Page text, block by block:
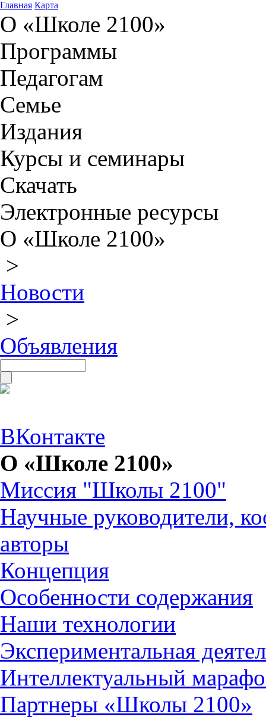
Главная Карта
О «Школе 2100»
Программы
Педагогам
Семье
Издания
Курсы и семинары
Скачать
Электронные ресурсы
О «Школе 2100»
>
Новости
>
Объявления
ВКонтакте
О «Школе 2100»
Миссия "Школы 2100"
Научные руководители,
авторы
Концепция
Особенности содержания
Наши технологии
Экспериментальная
Интеллектуальный
Партнеры «Школы 2100»